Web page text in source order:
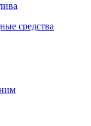
средства